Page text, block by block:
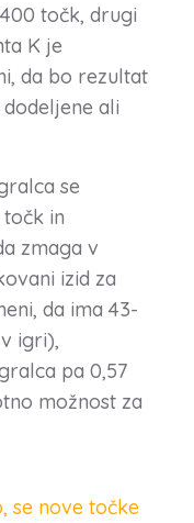
točk, drugi
K je
da bo rezultat
ali
se
in
zmaga v
izid za
da ima 43-
igri),
pa 0,57
možnost za
se nove točke